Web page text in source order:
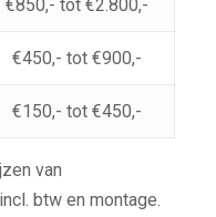
€850,- tot €2.800,-
€450,- tot €900,-
€150,- tot €450,-
van
btw en montage.